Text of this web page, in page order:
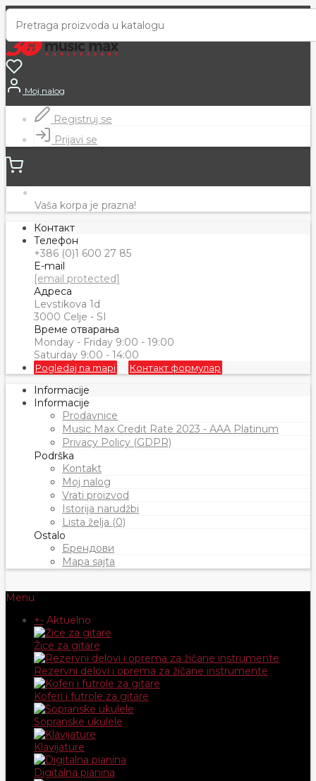
Moj nalog
Registruj se
Prijavi se
Vaša korpa je prazna!
Контакт
Телефон
+386 (0)1 600 27 85
E-mail
[email protected]
Адреса
Levstikova 1d
3000 Celje - SI
Време отварања
Monday - Friday 9:00 - 19:00
Saturday 9:00 - 14:00
Pogledaj na mapi Контакт формулар
Informacije
Informacije
Prodavnice
Music Max Credit Rate 2023 - AAA Platinum
Privacy Policy (GDPR)
Podrška
Kontakt
Moj nalog
Vrati proizvod
Istorija narudžbi
Lista želja (0)
Ostalo
Брендови
Mapa sajta
Menu
+- Aktuelno
Žice za gitare
Rezervni delovi i oprema za žičane instrumente
Koferi i futrole za gitare
Sopranske ukulele
Klavijature
Digitalna pianina